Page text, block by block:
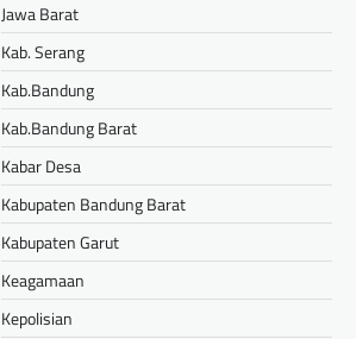
Jawa Barat
Kab. Serang
Kab.Bandung
Kab.Bandung Barat
Kabar Desa
Kabupaten Bandung Barat
Kabupaten Garut
Keagamaan
Kepolisian